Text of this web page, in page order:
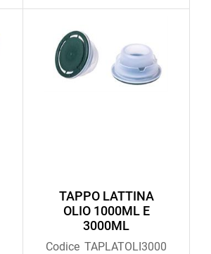
TAPPO LATTINA
OLIO 1000ML E
3000ML
Codice TAPLATOLI3000